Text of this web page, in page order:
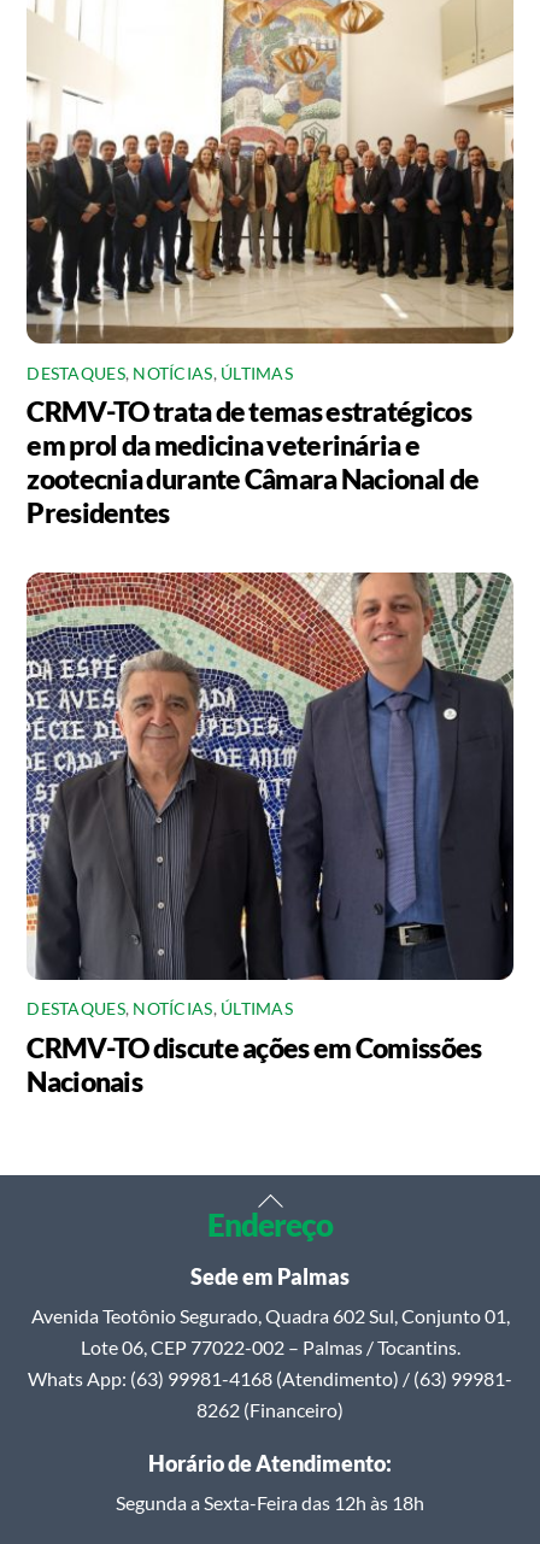
DESTAQUES, NOTÍCIAS, ÚLTIMAS
CRMV-TO trata de temas estratégicos
em prol da medicina veterinária e
zootecnia durante Câmara Nacional de
Presidentes
DESTAQUES, NOTÍCIAS, ÚLTIMAS
CRMV-TO discute ações em Comissões
Nacionais
Back
To
Top
Endereço
Sede em Palmas
Avenida Teotônio Segurado, Quadra 602 Sul, Conjunto 01,
Lote 06, CEP 77022-002 – Palmas / Tocantins.
Whats App: (63) 99981-4168 (Atendimento) / (63) 99981-
8262 (Financeiro)
Horário de Atendimento:
Segunda a Sexta-Feira das 12h às 18h